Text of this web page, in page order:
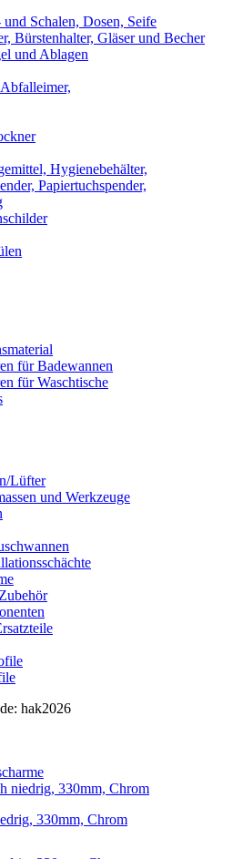
und Schalen, Dosen, Seife
Bürstenhalter, Gläser und Becher
und Ablagen
Hygienebehälter,
Papiertuchspender,
für Badewannen
für Waschtische
Lüfter
und Werkzeuge
hak2026
niedrig, 330mm, Chrom